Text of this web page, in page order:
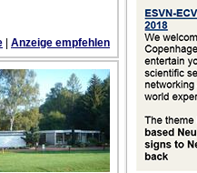
Anzeige empfehlen